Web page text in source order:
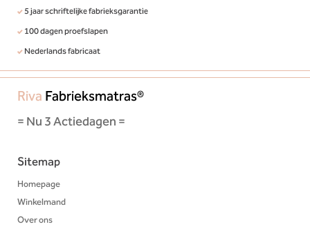
5 jaar schriftelijke fabrieksgarantie
100 dagen proefslapen
Nederlands fabricaat
Riva Fabrieksmatras®
= Nu 3 Actiedagen =
Sitemap
Homepage
Winkelmand
Over ons